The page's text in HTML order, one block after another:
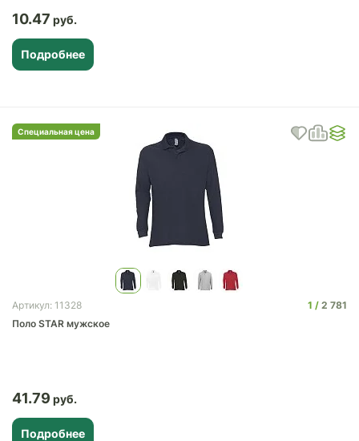
10.47
Подробнее
Специальная цена
Артикул: 11328 1
2 781
Поло STAR мужское
41.79
Подробнее